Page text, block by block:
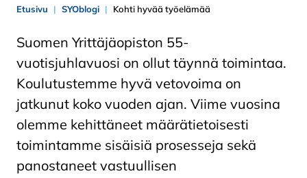
Etusivu SYOblogi Kohti hyvää työelämää
Suomen Yrittäjäopiston 55-
vuotisjuhlavuosi on ollut täynnä toimintaa.
Koulutustemme hyvä vetovoima on
jatkunut koko vuoden ajan. Viime vuosina
olemme kehittäneet määrätietoisesti
toimintamme sisäisiä prosesseja sekä
panostaneet vastuullisen